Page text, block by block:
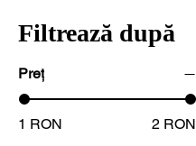
Filtrează după
Preț
1 RON 2 RON